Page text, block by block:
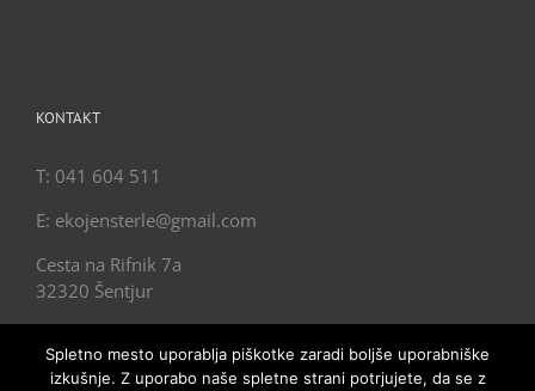
KONTAKT
T: 041 604 511
E: ekojensterle@gmail.com
Cesta na Rifnik 7a
32320 Šentjur
Spletno mesto uporablja piškotke zaradi boljše uporabniške
izkušnje. Z uporabo naše spletne strani potrjujete, da se z